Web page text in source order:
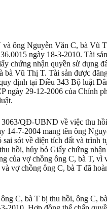
ông Nguyễn Văn C, bà Vũ
ngày 18-3-2010. Tài
chứng nhận quyền sử dụng
Vũ Thị T. Tài sản được
định tại Điều 343 Bộ luật
29-12-2006 của Chính
3063/QĐ-UBND về việc thu
14-7-2004 mang tên ông
sót về diện tích đất và trình
hồi, hủy bỏ Giấy chứng
của vợ chồng ông C, bà T, vì
vợ chồng ông C, bà T đã
C, bà T bị thu hồi, ông C,